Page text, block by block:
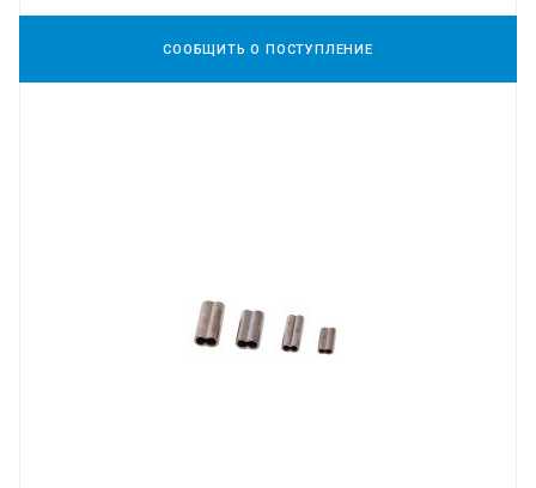
СООБЩИТЬ О ПОСТУПЛЕНИЕ